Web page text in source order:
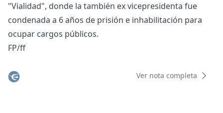
"Vialidad", donde la también ex vicepresidenta fue
condenada a 6 años de prisión e inhabilitación para
ocupar cargos públicos.
FP/ff
Ver nota completa